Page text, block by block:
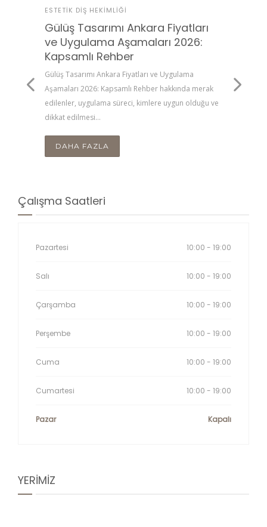
ESTETIK DIŞ HEKIMLIĞI
Gülüş Tasarımı Ankara Fiyatları
ve Uygulama Aşamaları 2026:
Kapsamlı Rehber
Gülüş Tasarımı Ankara Fiyatları ve Uygulama
Aşamaları 2026: Kapsamlı Rehber hakkında merak
edilenler, uygulama süreci, kimlere uygun olduğu ve
dikkat edilmesi…
DAHA FAZLA
Çalışma Saatleri
Pazartesi 10:00 - 19:00
Salı 10:00 - 19:00
Çarşamba 10:00 - 19:00
Perşembe 10:00 - 19:00
Cuma 10:00 - 19:00
Cumartesi 10:00 - 19:00
Pazar Kapalı
YERİMİZ